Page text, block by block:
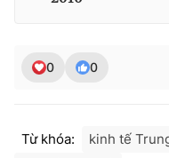
Liên hệ tòa soạn
0 0
Từ khóa: kinh tế